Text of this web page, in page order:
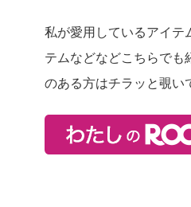
私が愛用しているアイテ
テムなどなどこちらでも
のある方はチラッと覗い